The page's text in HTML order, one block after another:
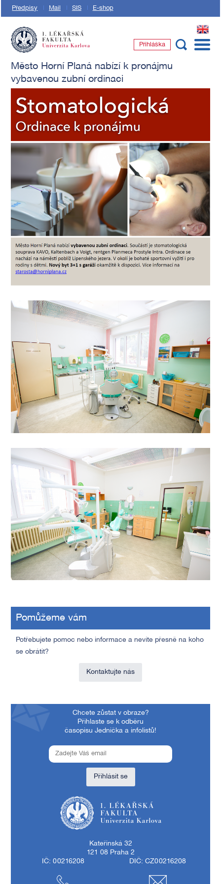
Předpisy Mail SIS E-shop
EN
Přihláška
Město Horní Planá nabízí k pronájmu
vybavenou zubní ordinaci
Pomůžeme vám
Potřebujete pomoc nebo informace a nevíte přesně na koho
se obrátit?
Kontaktujte nás
Chcete zůstat v obraze?
Přihlaste se k odběru
časopisu Jednička a infolistů!
Přihlásit se
Kateřinská 32
121 08 Praha 2
IČ: 00216208
DIČ: CZ00216208